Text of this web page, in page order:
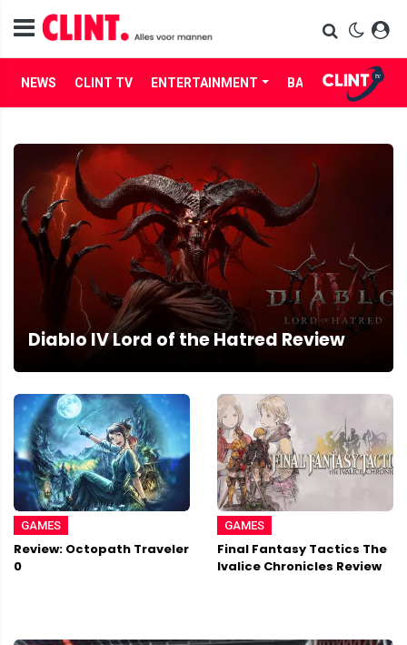
NEWS CLINT TV ENTERTAINMENT BABES LIFE
Diablo IV Lord of the Hatred Review
GAMES
Review: Octopath Traveler
0
GAMES
Final Fantasy Tactics The
Ivalice Chronicles Review